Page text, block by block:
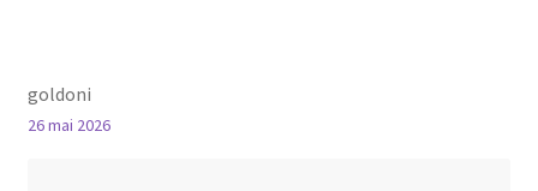
goldoni
26 mai 2026